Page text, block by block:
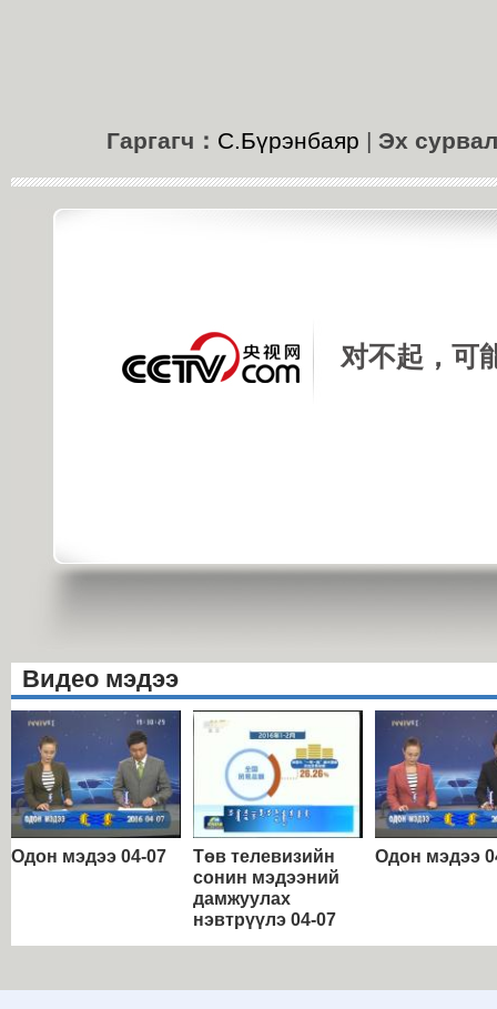
Гаргагч： С.Бүрэнбаяр | Эх
对不起，可
Видео мэдээ
Одон мэдээ 04-07
Төв телевизийн
сонин мэдээний
дамжуулах
нэвтрүүлэ 04-07
Одон мэдээ